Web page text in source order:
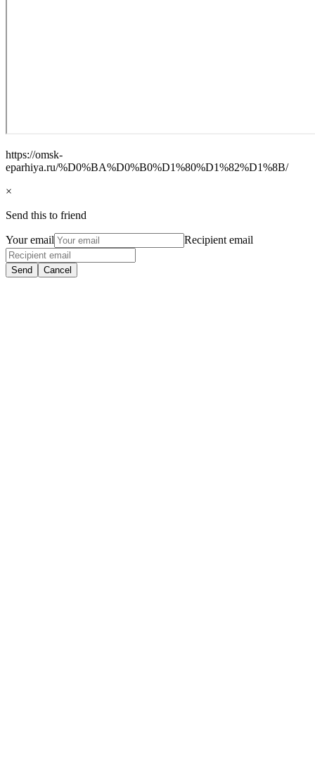
https://omsk-
eparhiya.ru/%D0%BA%D0%B0%D1%80%D1%82%D1%8B/
×
Send this to friend
Your email Recipient email
Send Cancel